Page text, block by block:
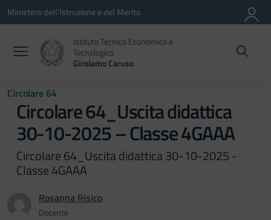
Vai ai contenuti
Vai al menu di navigazione
Vai al footer
Ministero dell'Istruzione e del Merito
Istituto Tecnico Economico e
Tecnologico
Girolamo Caruso
Circolare 64
Circolare 64_Uscita didattica
30-10-2025 – Classe 4GAAA
Circolare 64_Uscita didattica 30-10-2025 -
Classe 4GAAA
Rosanna Risico
Docente